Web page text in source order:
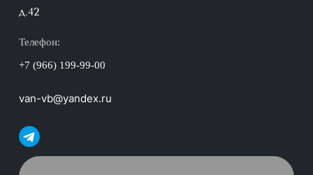
д.42
Телефон:
+7 (966) 199-99-00
van-vb@yandex.ru